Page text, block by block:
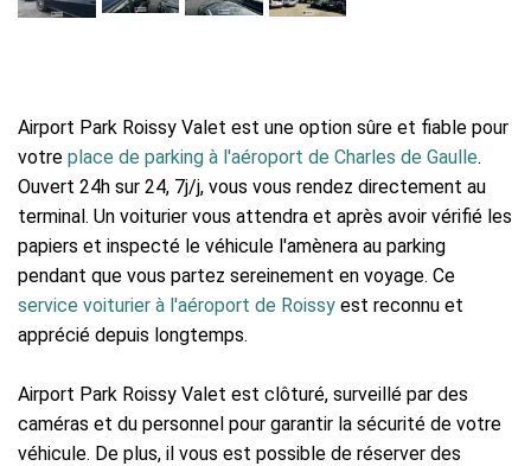
Airport Park Roissy Valet est une option sûre et fiable pour
votre place de parking à l'aéroport de Charles de Gaulle.
Ouvert 24h sur 24, 7j/j, vous vous rendez directement au
terminal. Un voiturier vous attendra et après avoir vérifié les
papiers et inspecté le véhicule l'amènera au parking
pendant que vous partez sereinement en voyage. Ce
service voiturier à l'aéroport de Roissy est reconnu et
apprécié depuis longtemps.
Airport Park Roissy Valet est clôturé, surveillé par des
caméras et du personnel pour garantir la sécurité de votre
véhicule. De plus, il vous est possible de réserver des